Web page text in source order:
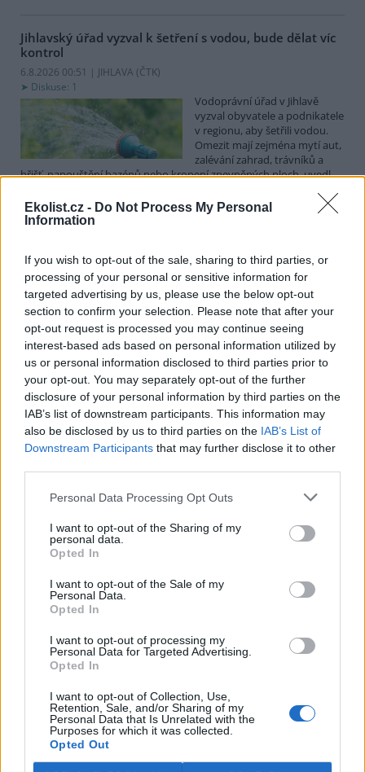
Ekolist.cz - Do Not Process My Personal
Information
If you wish to opt-out of the sale, sharing to third parties, or
processing of your personal or sensitive information for
targeted advertising by us, please use the below opt-out
section to confirm your selection. Please note that after your
opt-out request is processed you may continue seeing
interest-based ads based on personal information utilized by
us or personal information disclosed to third parties prior to
your opt-out. You may separately opt-out of the further
disclosure of your personal information by third parties on the
IAB’s list of downstream participants. This information may
also be disclosed by us to third parties on the IAB’s List of
Downstream Participants that may further disclose it to other
Personal Data Processing Opt Outs
I want to opt-out of the Sharing of my
personal data.
Opted In
I want to opt-out of the Sale of my
Personal Data.
Opted In
I want to opt-out of processing my
Personal Data for Targeted Advertising.
Opted In
I want to opt-out of Collection, Use,
Retention, Sale, and/or Sharing of my
Personal Data that Is Unrelated with the
Purposes for which it was collected.
Opted Out
Jihlavský úřad vyzval k šetření s vodou, bude dělat víc
kontrol
6.8.2026 00:51 | JIHLAVA (ČTK)
Diskuse: 1
Vodoprávní úřad v Jihlavě
vyzval obyvatele a podnikatele
v regionu, aby šetřili vodou.
Omezit mají zejména mytí aut,
zalévání zahrad, trávníků a
hřišť, napouštění bazénů nebo kropení zpevněných ploch, uvedl
kontrolovat povolené odběry. Výzva k šetření vodou platí pro
všechny obce spadající pod Jihlavu jako obec s rozšířenou
Celníci odhalili gang překupníků papoušků, zajistili
stovku ptáků
5.8.2026 20:13 (ČTK)
Celníci odhalili gang
překupníků chráněných druhů
papoušků působící v několika
krajích a zajistili asi stovku
ptáků. S odchytem a
zajištěním zvířat celníkům pomohly zoo v Praze, Zlíně a Ostravě. V
ostravské zahradě také papoušci nalezli dočasné útočiště. V
tiskové zprávě nawebucelníků to oznámila mluvčí Celní správy ČR
Martina Kaňková. Případem se zabývá policie.
Island vyhostí aktivisty bojující proti lovu velryb,
pronásledovali velrybáře
5.8.2026 19:54 (ČTK)
Islandské úřady nařídily
poté, co minulý týden
pobřežní stráž s policií zabavily
jejich loď, která pronásledovala velrybářské plavidlo. Pasažéři lodi
Watsona jsou od té doby zadržováni v Reykjavíku. Sám Watson na
palubě nebyl. Píše o tom agentura AFP s odvoláním na islandskou
Záchranná stanice v Praze přijímá kvůli vedrům více
volně žijících zvířat
5.8.2026 17:40 | PRAHA (
Kvůli vysokým letním